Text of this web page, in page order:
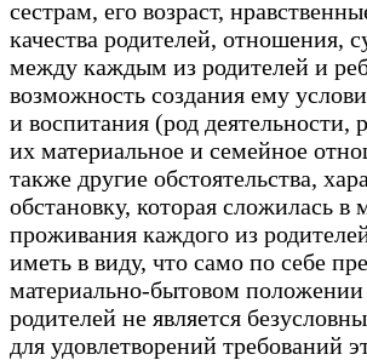
сестрам, его возраст,
качества родителей, отношения,
между каждым из родителей и
возможность создания ему
и воспитания (род деятельности,
их материальное и семейное
также другие обстоятельства,
обстановку, которая сложилась в
проживания каждого из
иметь в виду, что само по себе
материально-бытовом положении
родителей не является
для удовлетворений требований